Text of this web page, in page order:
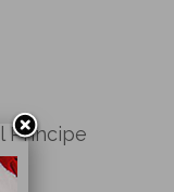
Principe